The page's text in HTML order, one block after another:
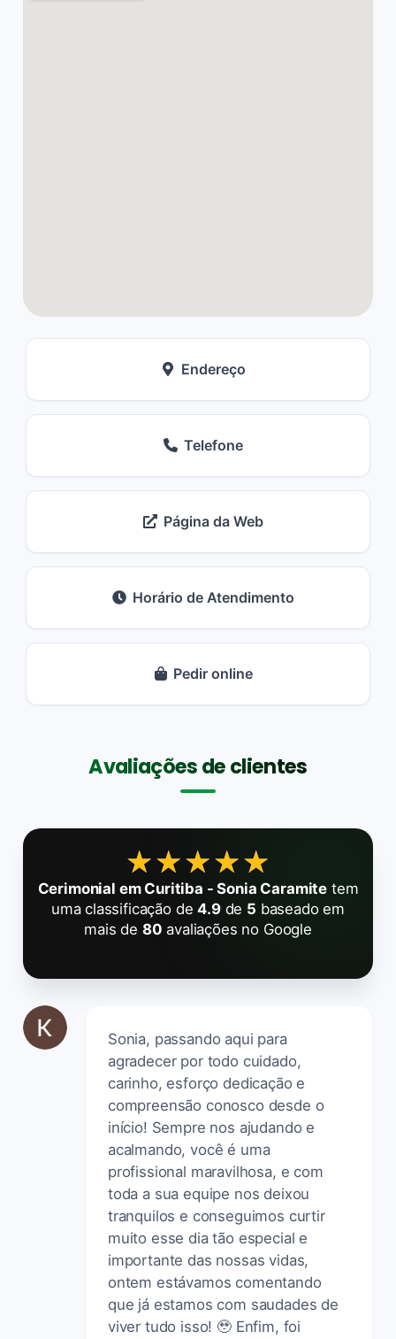
Endereço
Telefone
Página da Web
Horário de Atendimento
Pedir online
Avaliações de clientes
★★★★★
★★★★★
Cerimonial em Curitiba - Sonia Caramite tem
uma classificação de4.9de 5 baseado em
mais de 80 avaliações no Google
Sonia, passando aqui para
agradecer por todo cuidado,
carinho, esforço dedicação e
compreensão conosco desde o
início! Sempre nos ajudando e
acalmando, você é uma
profissional maravilhosa, e com
toda a sua equipe nos deixou
tranquilos e conseguimos curtir
muito esse dia tão especial e
importante das nossas vidas,
ontem estávamos comentando
que já estamos com saudades de
viver tudo isso! 🥹 Enfim, foi